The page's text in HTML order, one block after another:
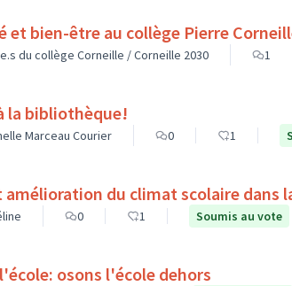
et bien-être au collège Pierre
du collège Corneille / Corneille 2030 1
la bibliothèque!
Marceau Courier 0 1
amélioration du climat scolaire dans
0 1 Soumis au vote
osons l'école dehors